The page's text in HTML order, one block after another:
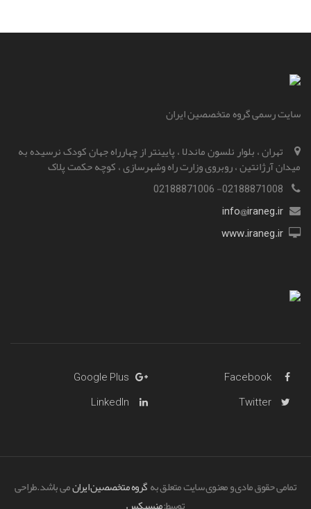
سایت رسمی گروه متخصصین ایران
تهران ، بلوار نلسون ماندلا ، پایینتر از چهارراه جهان کودک نرسیده به
میدان آرژانتین ، روبروی وزارت راه و‌شهرسازی ، کوچه حکمت پلاک
info@iraneg.ir
www.iraneg.ir
Facebook
Google Plus
Twitter
LinkedIn
تمامی حقوق مادی و معنوی سایت متعلق بهگروه متخصصین ایرانمی باشد.طراحی